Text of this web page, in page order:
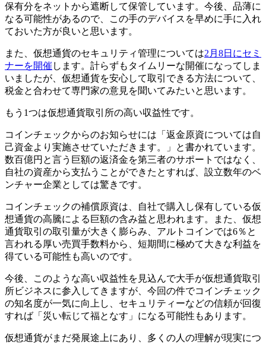
保有分をネットから遮断して保管しています。今後、品薄に
なる可能性があるので、この手のデバイスを早めに手に入れ
ておいた方が良いと思います。
また、仮想通貨のセキュリティ管理については2月8日にセミ
ナーを開催 します。計らずもタイムリーな開催になってしま
いましたが、仮想通貨を安心して取引できる方法について、
税金と合わせて専門家の意見を聞いてみたいと思います。
もう1つは仮想通貨取引所の高い収益性です。
コインチェックからのお知らせには「返金原資については自
己資金より実施させていただきます。」と書かれています。
数百億円と言う巨額の返済金を第三者のサポートではなく、
自社の資産から支払うことができたとすれば、設立数年のベ
ンチャー企業としては驚きです。
コインチェックの補償原資は、自社で購入し保有している仮
想通貨の高騰による巨額の含み益と思われます。また、仮想
通貨取引の取引量が大きく膨らみ、アルトコインでは6％と
言われる厚い売買手数料から、短期間に極めて大きな利益を
得ている可能性も高いのです。
今後、このような高い収益性を見込んで大手が仮想通貨取引
所ビジネスに参入してきますが、今回の件でコインチェック
の知名度が一気に向上し、セキュリティーなどの信頼が回復
すれば「災い転じて福となす」になる可能性もあります。
仮想通貨がまだ発展途上にあり、多くの人の理解が現実につ